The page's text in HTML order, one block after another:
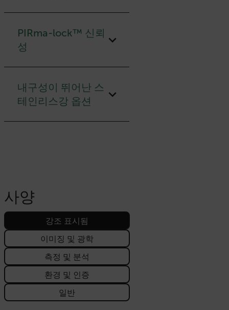
PIRma-lock™ 신뢰
성
내구성이 뛰어난 스
테인리스강 옵션
사양
강조 표시됨
이미징 및 광학
측정 및 분석
환경 및 인증
일반